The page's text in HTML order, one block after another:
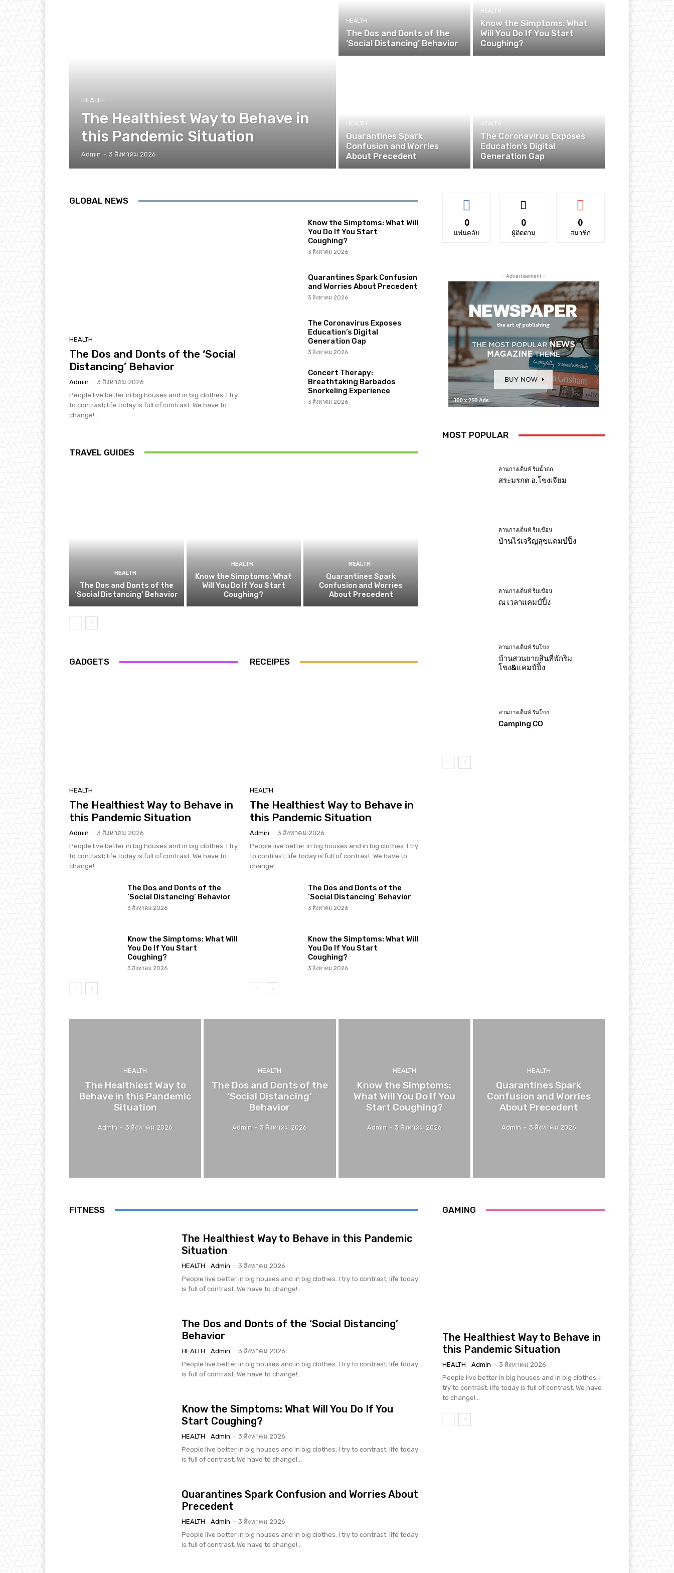
HEALTH
The Healthiest Way to Behave in
this Pandemic Situation
Admin - 3 สิงหาคม 2026
HEALTH
The Dos and Donts of the
‘Social Distancing’ Behavior
HEALTH
Know the Simptoms: What
Will You Do If You Start
Coughing?
HEALTH
Quarantines Spark
Confusion and Worries
About Precedent
HEALTH
The Coronavirus Exposes
Education’s Digital
Generation Gap
GLOBAL NEWS
HEALTH
The Dos and Donts of the ‘Social
Distancing’ Behavior
Admin - 3 สิงหาคม 2026
People live better in big houses and in big clothes. I try
to contrast; life today is full of contrast. We have to
change!...
Know the Simptoms: What Will
You Do If You Start
Coughing?
3 สิงหาคม 2026
Quarantines Spark Confusion
and Worries About Precedent
3 สิงหาคม 2026
The Coronavirus Exposes
Education’s Digital
Generation Gap
3 สิงหาคม 2026
Concert Therapy:
Breathtaking Barbados
Snorkeling Experience
3 สิงหาคม 2026
TRAVEL GUIDES
HEALTH
The Dos and Donts of the
‘Social Distancing’ Behavior
HEALTH
Know the Simptoms: What
Will You Do If You Start
Coughing?
HEALTH
Quarantines Spark
Confusion and Worries
About Precedent
GADGETS
HEALTH
The Healthiest Way to Behave in
this Pandemic Situation
Admin - 3 สิงหาคม 2026
People live better in big houses and in big clothes. I try
to contrast; life today is full of contrast. We have to
change!...
The Dos and Donts of the
‘Social Distancing’ Behavior
3 สิงหาคม 2026
Know the Simptoms: What Will
You Do If You Start
Coughing?
3 สิงหาคม 2026
RECEIPES
HEALTH
The Healthiest Way to Behave in
this Pandemic Situation
Admin - 3 สิงหาคม 2026
People live better in big houses and in big clothes. I try
to contrast; life today is full of contrast. We have to
change!...
The Dos and Donts of the
‘Social Distancing’ Behavior
3 สิงหาคม 2026
Know the Simptoms: What Will
You Do If You Start
Coughing?
3 สิงหาคม 2026
0
แฟนคลับ
0
ผู้ติดตาม
0
สมาชิก
- Advertisement -
MOST POPULAR
ลานกางเต็นท์ ริมน้ำตก
สระมรกต อ.โขงเจียม
ลานกางเต็นท์ ริมเขื่อน
บ้านไร่เจริญสุขแคมป์ปิ้ง
ลานกางเต็นท์ ริมเขื่อน
ณ เวลาแคมป์ปิ้ง
ลานกางเต็นท์ ริมโขง
บ้านสวนยายสินที่พักริม
โขง&แคมป์ปิ้ง
ลานกางเต็นท์ ริมโขง
Camping CO
HEALTH
The Healthiest Way to
Behave in this Pandemic
Situation
Admin - 3 สิงหาคม 2026
HEALTH
The Dos and Donts of the
‘Social Distancing’
Behavior
Admin - 3 สิงหาคม 2026
HEALTH
Know the Simptoms:
What Will You Do If You
Start Coughing?
Admin - 3 สิงหาคม 2026
HEALTH
Quarantines Spark
Confusion and Worries
About Precedent
Admin - 3 สิงหาคม 2026
FITNESS
The Healthiest Way to Behave in this Pandemic
Situation
HEALTH Admin - 3 สิงหาคม 2026
People live better in big houses and in big clothes. I try to contrast; life today
is full of contrast. We have to change!...
The Dos and Donts of the ‘Social Distancing’
Behavior
HEALTH Admin - 3 สิงหาคม 2026
People live better in big houses and in big clothes. I try to contrast; life today
is full of contrast. We have to change!...
Know the Simptoms: What Will You Do If You
Start Coughing?
HEALTH Admin - 3 สิงหาคม 2026
People live better in big houses and in big clothes. I try to contrast; life today
is full of contrast. We have to change!...
Quarantines Spark Confusion and Worries About
Precedent
HEALTH Admin - 3 สิงหาคม 2026
People live better in big houses and in big clothes. I try to contrast; life today
is full of contrast. We have to change!...
GAMING
The Healthiest Way to Behave in
this Pandemic Situation
HEALTH Admin - 3 สิงหาคม 2026
People live better in big houses and in big clothes. I
try to contrast; life today is full of contrast. We have
to change!...